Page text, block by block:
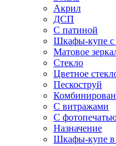
Акрил
ДСП
С патиной
Шкафы-купе с
Матовое
Стекло
Цветное
Пескоструй
С витражами
С
Назначение
Шкафы-купе в